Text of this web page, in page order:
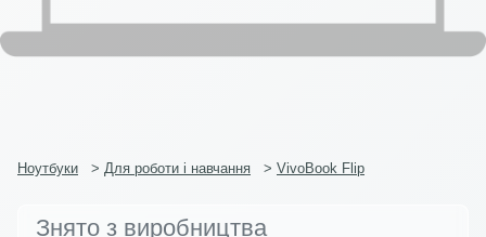
Ноутбуки > Для роботи і навчання > VivoBook Flip
Знято з виробництва